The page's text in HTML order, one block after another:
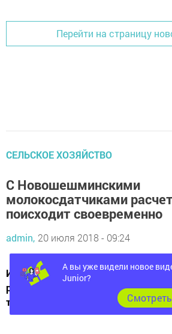
Перейти на страницу
СЕЛЬСКОЕ ХОЗЯЙСТВО
С Новошешминскими
молокосдатчиками
поисходит своевременно
admin, 20 июля 2018 - 09:24
Из личных подворий населения
реализуется чуть более 15 тонн
тонны меньше уровня 2017 года.
А вы уже видели новое
Junior?
Cмотреть